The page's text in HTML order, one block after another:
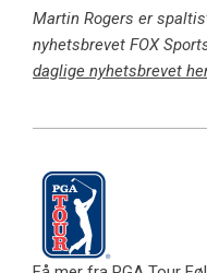
Martin Rogers er
nyhetsbrevet FOX
daglige nyhetsbrevet